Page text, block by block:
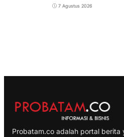
7 Agustus 2026
Probatam.co adalah portal berita